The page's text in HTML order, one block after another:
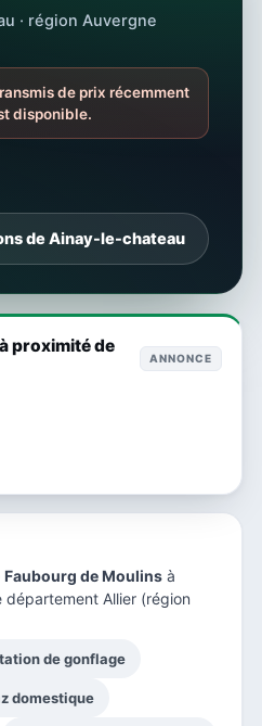
· région Auvergne
de prix récemment
disponible.
de Ainay-le-chateau
proximité de
ANNONCE
Faubourg de Moulins à
département Allier (région
de gonflage
domestique